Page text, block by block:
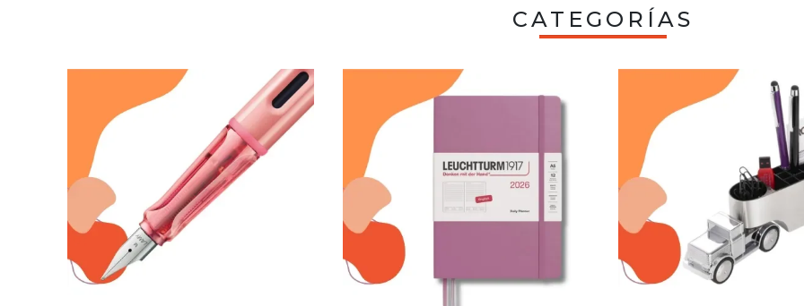
CATEGORÍAS